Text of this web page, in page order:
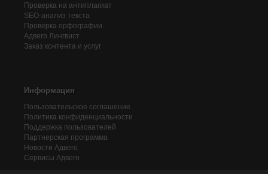
Проверка на антиплагиат
SEO-анализ текста
Проверка орфографии
Адвего Лингвист
Заказ контента и услуг
Информация
Пользовательское соглашение
Политика конфиденциальности
Поддержка пользователей
Партнерская программа
Новости Адвего
Сервисы Адвего